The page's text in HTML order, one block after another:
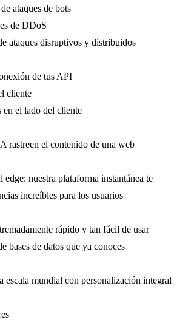
ataques de bots
de DDoS
ataques disruptivos y distribuidos
de tus API
cliente
en el lado del cliente
rastreen el contenido de una web
nuestra plataforma instantánea te
increíbles para los usuarios
rápido y tan fácil de usar
bases de datos que ya conoces
escala mundial con personalización integral